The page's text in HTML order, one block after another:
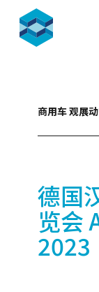
main
商用车 观展
德国
览会
2023